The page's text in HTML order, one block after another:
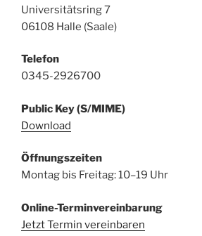
Universitätsring 7
06108 Halle (Saale)
Telefon
0345-2926700
Public Key (S/MIME)
Download
Öffnungszeiten
Montag bis Freitag: 10–19 Uhr
Online-Terminvereinbarung
Jetzt Termin vereinbaren